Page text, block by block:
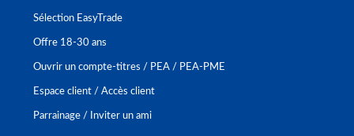
Sélection EasyTrade
Offre 18-30 ans
Ouvrir un compte-titres / PEA / PEA-PME
Espace client / Accès client
Parrainage / Inviter un ami